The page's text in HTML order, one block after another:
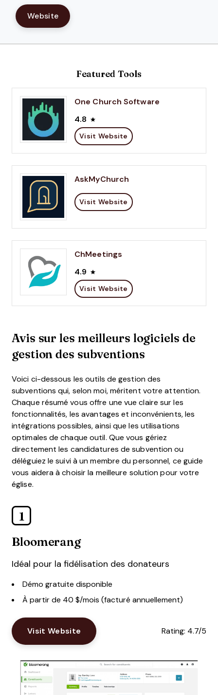
Website
Featured Tools
One Church Software
4.8
Visit Website
AskMyChurch
Visit Website
ChMeetings
4.9
Visit Website
Avis sur les meilleurs logiciels de
gestion des subventions
Voici ci-dessous les outils de gestion des
subventions qui, selon moi, méritent votre attention.
Chaque résumé vous offre une vue claire sur les
fonctionnalités, les avantages et inconvénients, les
intégrations possibles, ainsi que les utilisations
optimales de chaque outil. Que vous gériez
directement les candidatures de subvention ou
déléguiez le suivi à un membre du personnel, ce guide
vous aidera à choisir la meilleure solution pour votre
église.
1
Bloomerang
Idéal pour la fidélisation des donateurs
Démo gratuite disponible
À partir de 40 $/mois (facturé annuellement)
Visit Website Rating: 4.7/5